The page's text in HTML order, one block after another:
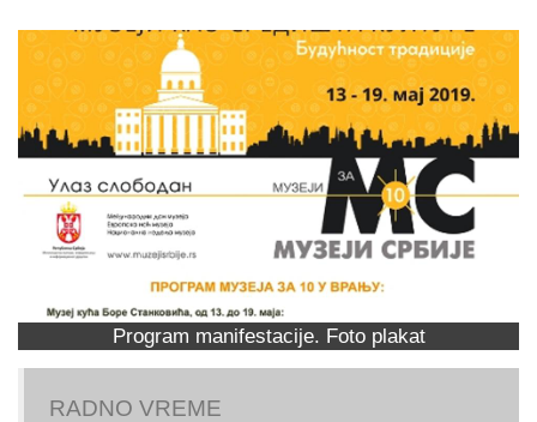
Program manifestacije. Foto plakat
RADNO VREME